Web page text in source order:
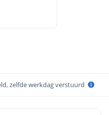
zelfde werkdag verstuurd